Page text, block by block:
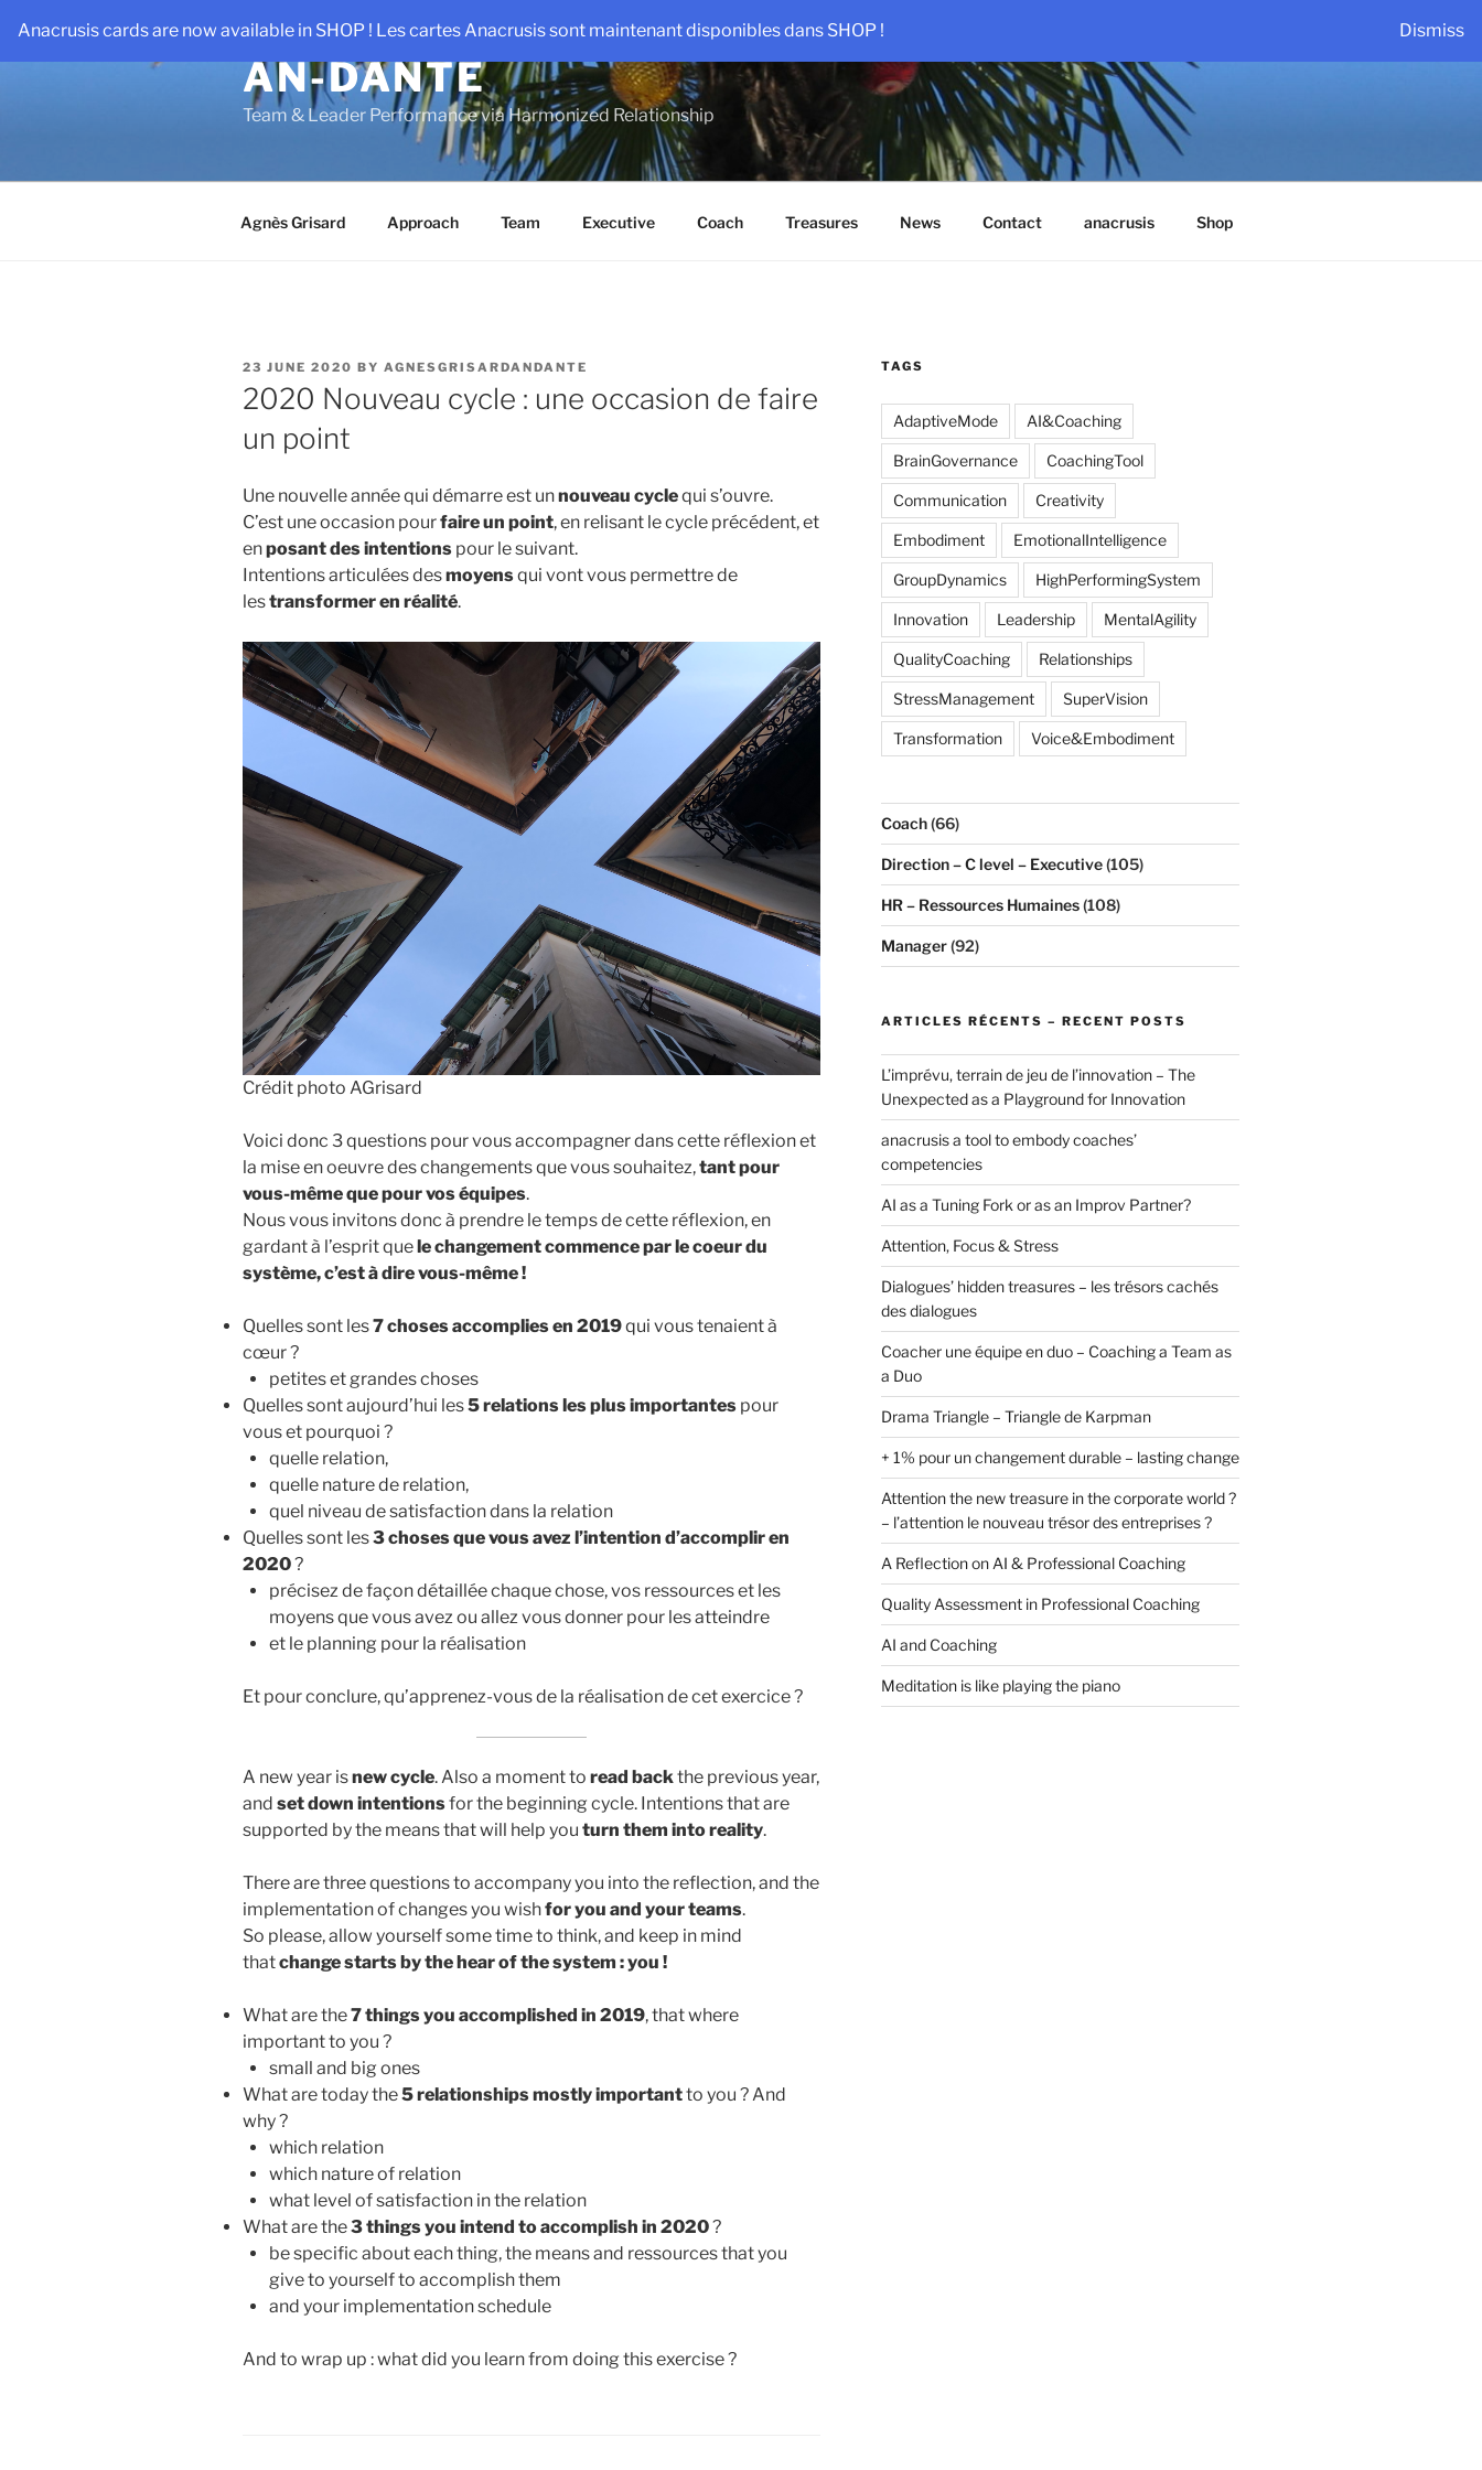
Anacrusis cards are now available in SHOP ! Les cartes Anacrusis sont maintenant disponibles dans SHOP ! Dismiss
content
AN-DANTE
Team & Leader Performance via Harmonized Relationship
Agnès Grisard Approach Team Executive Coach Treasures News Contact anacrusis Shop
POSTED
ON
23 JUNE 2020 BY AGNESGRISARDANDANTE
2020 Nouveau cycle : une occasion de faire
un point
Une nouvelle année qui démarre est unnouveau cyclequi s’ouvre.
C’est une occasion pourfaire un point, en relisant le cycle précédent, et
enposant des intentions pour le suivant.
Intentions articulées desmoyensqui vont vous permettre de
lestransformer en réalité.
Crédit photo AGrisard
Voici donc 3 questions pour vous accompagner dans cette réflexion et
la mise en oeuvre des changements que vous souhaitez,tant pour
vous-même que pour vos équipes.
Nous vous invitons donc à prendre le temps de cette réflexion, en
gardant à l’esprit que le changement commence par le coeur du
système, c’est à dire vous-même !
Quelles sont les7 choses accomplies en 2019qui vous tenaient à
cœur ?
petites et grandes choses
Quelles sont aujourd’hui les5 relations les plus importantes pour
vous et pourquoi ?
quelle relation,
quelle nature de relation,
quel niveau de satisfaction dans la relation
Quelles sont les3 choses que vous avez l’intention d’accomplir en
2020?
précisez de façon détaillée chaque chose, vos ressources et les
moyens que vous avez ou allez vous donner pour les atteindre
et le planning pour la réalisation
Et pour conclure, qu’apprenez-vous de la réalisation de cet exercice ?
A new year isnew cycle. Also a moment to read backthe previous year,
and set down intentionsfor the beginning cycle. Intentions that are
supported by the means that will help you turn them into reality.
There are three questions to accompany you into the reflection, and the
implementation of changes you wishfor you and your teams.
So please, allow yourself some time to think, and keep in mind
thatchange starts by the hear of the system : you !
What are the7 things you accomplished in 2019, that where
important to you ?
small and big ones
What are today the5 relationships mostly importantto you ? And
why ?
which relation
which nature of relation
what level of satisfaction in the relation
What are the3 things you intend to accomplish in 2020?
be specific about each thing, the means and ressources that you
give to yourself to accomplish them
and your implementation schedule
And to wrap up : what did you learn from doing this exercise ?
TAGS
AdaptiveMode AI&Coaching
BrainGovernance CoachingTool
Communication Creativity
Embodiment EmotionalIntelligence
GroupDynamics HighPerformingSystem
Innovation Leadership MentalAgility
QualityCoaching Relationships
StressManagement SuperVision
Transformation Voice&Embodiment
Coach(66)
Direction – C level – Executive(105)
HR – Ressources Humaines(108)
Manager(92)
ARTICLES RÉCENTS – RECENT POSTS
L’imprévu, terrain de jeu de l’innovation – The
Unexpected as a Playground for Innovation
anacrusis a tool to embody coaches’
competencies
AI as a Tuning Fork or as an Improv Partner?
Attention, Focus & Stress
Dialogues’ hidden treasures – les trésors cachés
des dialogues
Coacher une équipe en duo – Coaching a Team as
a Duo
Drama Triangle – Triangle de Karpman
+ 1% pour un changement durable – lasting change
Attention the new treasure in the corporate world ?
– l’attention le nouveau trésor des entreprises ?
A Reflection on AI & Professional Coaching
Quality Assessment in Professional Coaching
AI and Coaching
Meditation is like playing the piano